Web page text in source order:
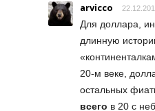
arvicco
Для доллара,
длинную
20-м веке,
остальных
всего в 20 с